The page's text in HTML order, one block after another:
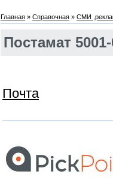
Главная » Справочная » СМИ
Постамат
Почта